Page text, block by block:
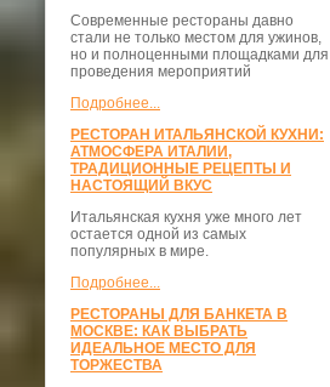
Современные рестораны давно
стали не только местом для ужинов,
но и полноценными площадками для
проведения мероприятий
Подробнее...
РЕСТОРАН ИТАЛЬЯНСКОЙ КУХНИ:
АТМОСФЕРА ИТАЛИИ,
ТРАДИЦИОННЫЕ РЕЦЕПТЫ И
НАСТОЯЩИЙ ВКУС
Итальянская кухня уже много лет
остается одной из самых
популярных в мире.
Подробнее...
РЕСТОРАНЫ ДЛЯ БАНКЕТА В
МОСКВЕ: КАК ВЫБРАТЬ
ИДЕАЛЬНОЕ МЕСТО ДЛЯ
ТОРЖЕСТВА